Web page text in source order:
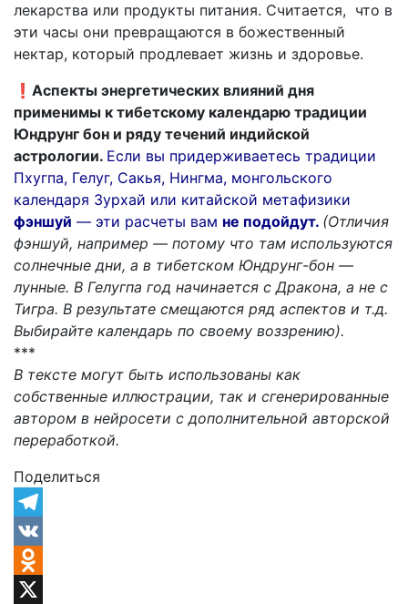
лекарства или продукты питания. Считается, что в
эти часы они превращаются в божественный
нектар, который продлевает жизнь и здоровье.
❗️Аспекты энергетических влияний дня
применимы к тибетскому календарю традиции
Юндрунг бон и ряду течений индийской
астрологии. Если вы придерживаетесь традиции
Пхугпа, Гелуг, Сакья, Нингма, монгольского
календаря Зурхай или китайской метафизики
фэншуй — эти расчеты вам не подойдут. (Отличия
фэншуй, например — потому что там используются
солнечные дни, а в тибетском Юндрунг-бон —
лунные. В Гелугпа год начинается с Дракона, а не с
Тигра. В результате смещаются ряд аспектов и т.д.
Выбирайте календарь по своему воззрению).
***
В тексте могут быть использованы как
собственные иллюстрации, так и сгенерированные
автором в нейросети с дополнительной авторской
переработкой.
Поделиться
Telegram
VK
Odnoklassniki